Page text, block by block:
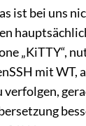
ist bei uns
„KiTTY“,
mit WT,